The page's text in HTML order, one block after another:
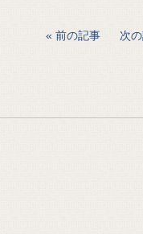
前の記事 次